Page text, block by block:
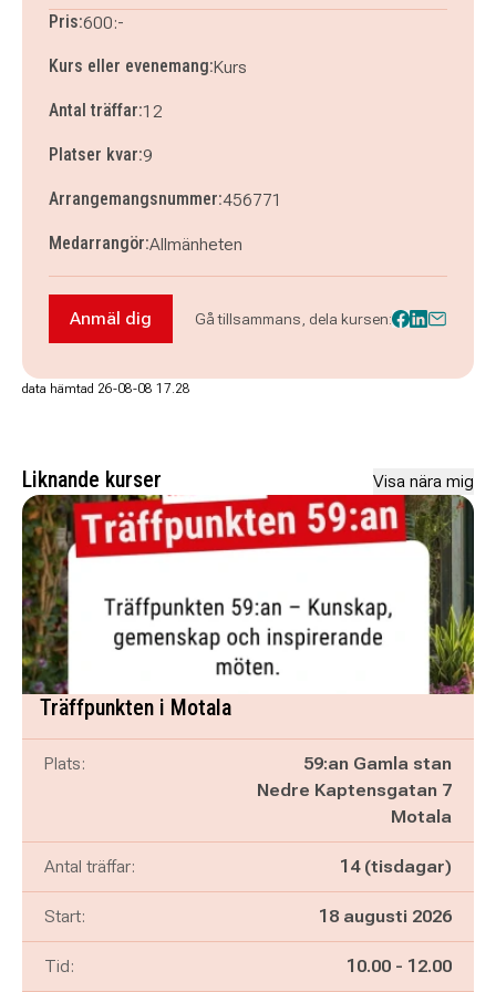
torsdag 26 november 2026
Pris:600:-
Kurs eller evenemang:Kurs
Antal träffar:12
Platser kvar:9
Arrangemangsnummer:456771
Medarrangör:Allmänheten
Anmäl dig till Frigörande dans för vuxna!
Anmäl dig Gå tillsammans, dela kursen:
data hämtad 26-08-08 17.28
Liknande kurser Visa nära mig
Träffpunkten i Motala
Plats:
59:an Gamla stan
Nedre Kaptensgatan 7
Motala
Antal träffar: 14 (tisdagar)
Start: 18 augusti 2026
Tid: Pågår mellan
10.00 - och
12.00